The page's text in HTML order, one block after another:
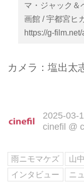
マ・ジャック＆
画館 / 宇都宮ヒ
https://g-film.net/
カメラ：塩出太
2025-03-
cinefil @
雨ニモマケズ 山
インタビュー
ニ